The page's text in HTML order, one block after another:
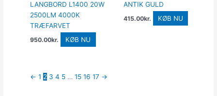
LANGBORD L1400 20W
2500LM 4000K
TRÆFARVET
950.00kr. KØB NU
ANTIK GULD
415.00kr. KØB NU
← 1 2 3 4 5 … 15 16 17 →